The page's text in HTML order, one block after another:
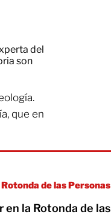
del
son
que en
de las Personas
en la Rotonda de las